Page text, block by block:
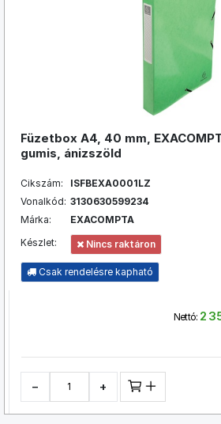
Füzetbox A4, 40 mm,
gumis, ánizszöld
Cikszám:
ISFBEXA0001LZ
Vonalkód: 3130630599234
Márka:
EXACOMPTA
Készlet:
Nincs raktáron
Csak rendelésre kapható
Nettó: 2
− +